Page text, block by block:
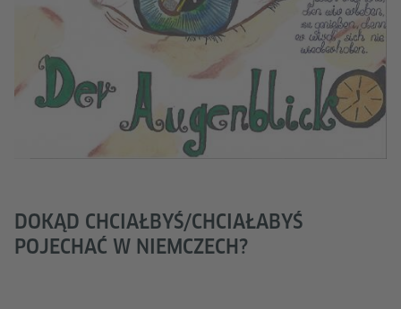
DOKĄD CHCIAŁBYŚ/CHCIAŁABYŚ
POJECHAĆ W NIEMCZECH?